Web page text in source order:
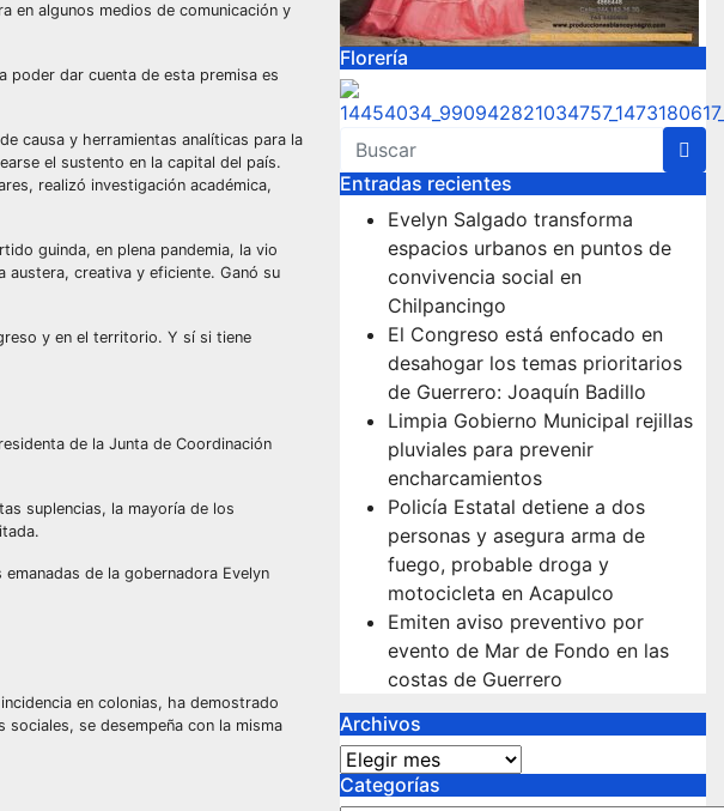
en algunos medios de comunicación y
poder dar cuenta de esta premisa es
causa y herramientas analíticas para la
el sustento en la capital del país.
realizó investigación académica,
guinda, en plena pandemia, la vio
austera, creativa y eficiente. Ganó su
y en el territorio. Y sí si tiene
de la Junta de Coordinación
suplencias, la mayoría de los
de la gobernadora Evelyn
en colonias, ha demostrado
se desempeña con la misma
Florería
Entradas recientes
Evelyn Salgado transforma
espacios urbanos en puntos de
convivencia social en
Chilpancingo
El Congreso está enfocado en
desahogar los temas prioritarios
de Guerrero: Joaquín Badillo
Limpia Gobierno Municipal rejillas
pluviales para prevenir
encharcamientos
Policía Estatal detiene a dos
personas y asegura arma de
fuego, probable droga y
motocicleta en Acapulco
Emiten aviso preventivo por
evento de Mar de Fondo en las
costas de Guerrero
Archivos
Archivos
Categorías